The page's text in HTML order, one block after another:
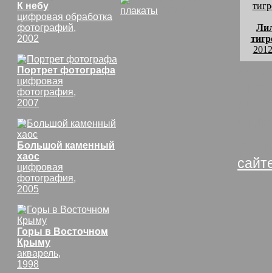
К небу
цифровая обработка
фотографий,
2002
Портрет фотографа
цифровая
фотография,
2007
Большой каменный
хаос
цифровая
фотография,
2005
Горы в Восточном
Крыму
акварель,
1998
плакаты